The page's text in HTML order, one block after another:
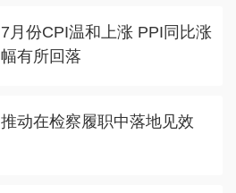
7月份CPI温和上涨 PPI同比涨
幅有所回落
推动在检察履职中落地见效